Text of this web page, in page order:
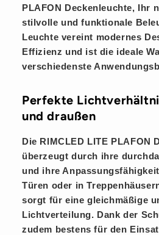
PLAFON Deckenleuchte, Ihr
stilvolle und funktionale
Leuchte vereint modernes
Effizienz und ist die ideale
verschiedenste
Perfekte
und draußen
Die RIMCLED LITE PLAFON
überzeugt durch ihre
und ihre
Türen oder in
sorgt für eine gleichmäßige
Lichtverteilung. Dank der
zudem bestens für den